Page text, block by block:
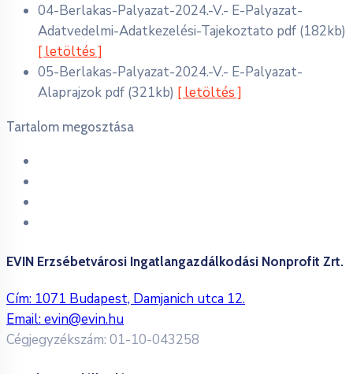
04-Berlakas-Palyazat-2024.-V.- E-Palyazat-
Adatvedelmi-Adatkezelési-Tajekoztato pdf (182kb)
[ letöltés ]
05-Berlakas-Palyazat-2024.-V.- E-Palyazat-
Alaprajzok pdf (321kb) [ letöltés ]
Tartalom megosztása
EVIN Erzsébetvárosi Ingatlangazdálkodási Nonprofit Zrt.
Cím: 1071 Budapest, Damjanich utca 12.
Email:evin@evin.hu
Cégjegyzékszám: 01-10-043258